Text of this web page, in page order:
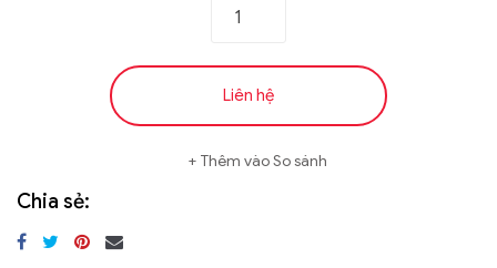
Liên hệ
Thêm vào So sánh
Chia sẻ: